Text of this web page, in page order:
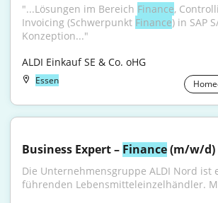
"...Lösungen im Bereich Finance,
Invoicing (Schwerpunkt Finance) in SAP
Konzeption..."
ALDI Einkauf SE & Co. oHG
Essen
Business Expert – Finance (m/w/d)
Die Unternehmensgruppe ALDI Nord ist
führenden Lebensmitteleinzelhändler.